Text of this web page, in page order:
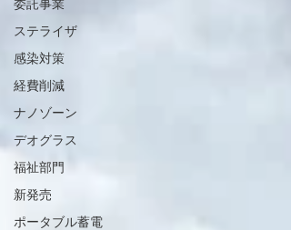
委託事業
ステライザ
感染対策
経費削減
ナノゾーン
デオグラス
福祉部門
新発売
ポータブル蓄電